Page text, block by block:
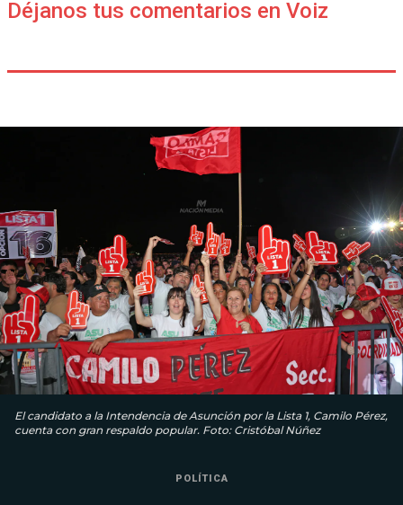
Déjanos tus comentarios en Voiz
El candidato a la Intendencia de Asunción por la Lista 1, Camilo Pérez,
cuenta con gran respaldo popular. Foto: Cristóbal Núñez
POLÍTICA